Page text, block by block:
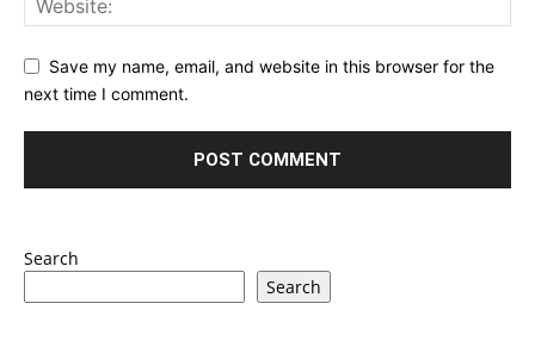
Save my name, email, and website in this browser for the
next time I comment.
Search
Search